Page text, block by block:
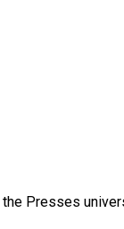
Presses